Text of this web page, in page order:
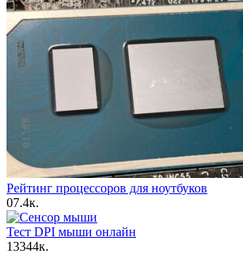
Рейтинг процессоров для ноутбуков
07.4к.
Тест DPI мыши онлайн
13344к.